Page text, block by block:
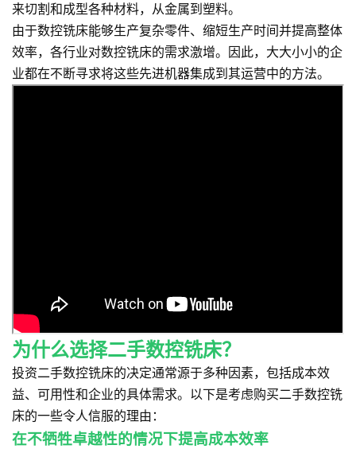
来切割和成型各种材料，从金属到塑料。
由于数控铣床能够生产复杂零件、缩短生产时间并提高整体
效率，各行业对数控铣床的需求激增。因此，大大小小的企
业都在不断寻求将这些先进机器集成到其运营中的方法。
为什么选择二手数控铣床？
投资二手数控铣床的决定通常源于多种因素，包括成本效
益、可用性和企业的具体需求。以下是考虑购买二手数控铣
床的一些令人信服的理由：
在不牺牲卓越性的情况下提高成本效率